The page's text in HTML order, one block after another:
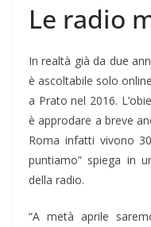
Le radio
In realtà già da due
è ascoltabile solo
a Prato nel 2016.
è approdare a breve
Roma infatti vivono
puntiamo” spiega in
della radio.
“A metà aprile